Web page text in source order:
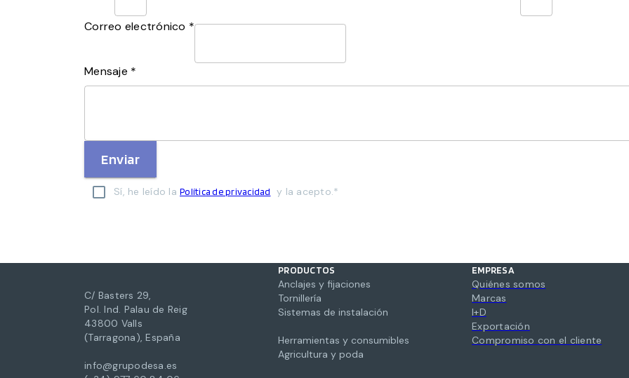
Correo electrónico *
Mensaje *
Enviar
Sí, he leído la Política de privacidad y la acepto.*
C/ Basters 29,
Pol. Ind. Palau de Reig
43800 Valls
(Tarragona), España
info@grupodesa.es
PRODUCTOS
Anclajes y fijaciones
Tornillería
Sistemas de instalación
Herramientas y consumibles
Agricultura y poda
EMPRESA
Quiénes somos
Marcas
I+D
Exportación
Compromiso con el cliente